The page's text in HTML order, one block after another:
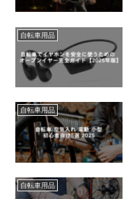
自転車用品
自転車用品
自転車用品